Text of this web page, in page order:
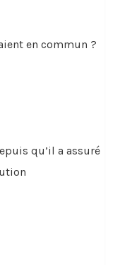
en commun ?
qu’il a assuré